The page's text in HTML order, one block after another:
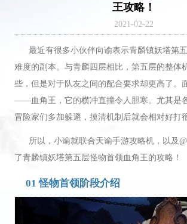
王攻略！
2021-02-22
最近有很多小伙伴向谕表示青麟镇妖塔第
难度的副本。与青麟四层相比，第五层的整体
些，但是对于队友之间的配合要求却更高了。
——血角王，它的横冲直撞令人胆寒。尤其是
冒险家们多加躲避，摸清机制后就会相对好打
所以，小谕就联合天谕手游攻略机，以及
了青麟镇妖塔第五层怪物首领血角王的攻略！
01 怪物首领阶段介绍